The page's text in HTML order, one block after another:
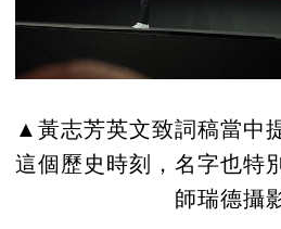
▲黃志芳英文致詞稿當中
這個歷史時刻，名字也特
師瑞德攝